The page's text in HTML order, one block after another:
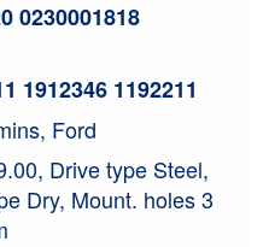
0230001818
1912346 1192211
Ford
Drive type Steel,
Dry, Mount. holes 3